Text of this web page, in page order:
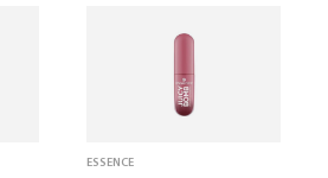
ESSENCE